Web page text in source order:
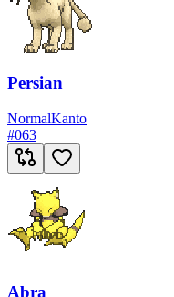
Persian
NormalKanto
#063
Abra